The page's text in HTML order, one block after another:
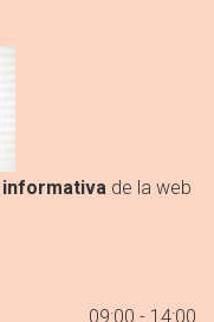
de la web
09:00 - 14:00